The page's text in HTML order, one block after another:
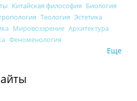
Китайская философия Биология
Теология Эстетика
Мировоззрение Архитектура
Феноменология
Еще